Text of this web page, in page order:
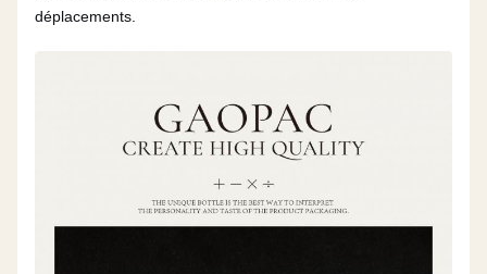
déplacements.